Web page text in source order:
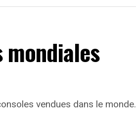
mondiales
vendues dans le monde.